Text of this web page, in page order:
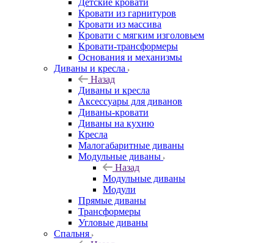
Детские кровати
Кровати из гарнитуров
Кровати из массива
Кровати с мягким изголовьем
Кровати-трансформеры
Основания и механизмы
Диваны и кресла
Назад
Диваны и кресла
Аксессуары для диванов
Диваны-кровати
Диваны на кухню
Кресла
Малогабаритные диваны
Модульные диваны
Назад
Модульные диваны
Модули
Прямые диваны
Трансформеры
Угловые диваны
Спальня